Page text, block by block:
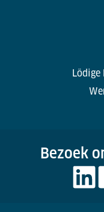
Lödige
Bezoek